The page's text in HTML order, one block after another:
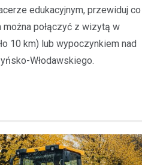
edukacyjnym, przewiduj co
można połączyć z wizytą w
10 km) lub wypoczynkiem nad
Włodawskiego.